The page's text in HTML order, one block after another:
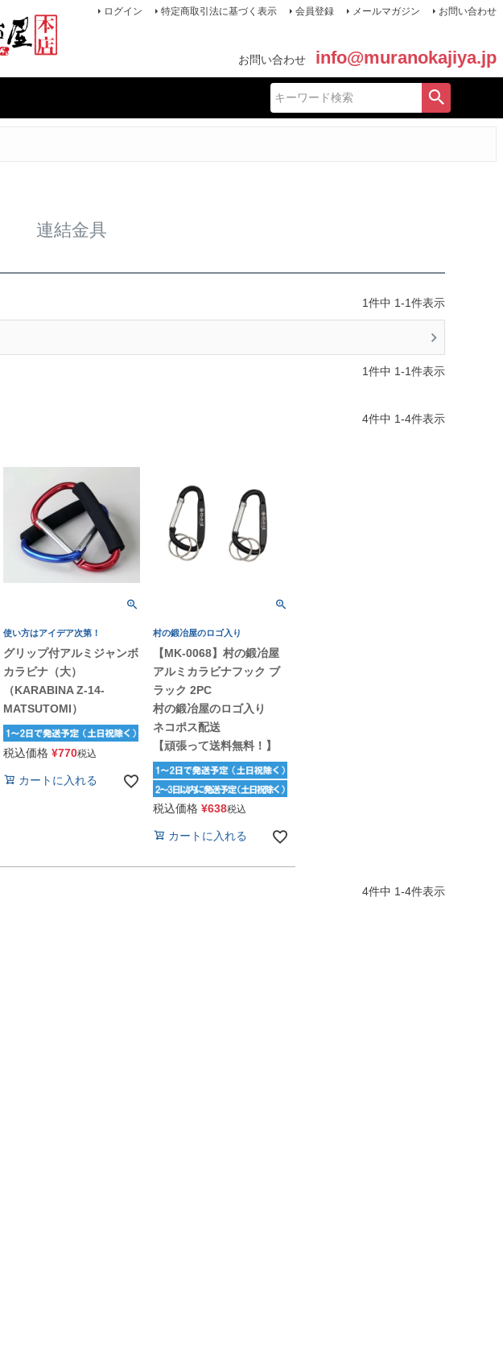
ログイン 特定商取引法に基づく表示 会員登録 メールマガジン お問い合わせ
お問い合わせ info@muranokajiya.jp
連結金具
1件中 1-1件表示
1件中 1-1件表示
4件中 1-4件表示
使い方はアイデア次第！
グリップ付アルミジャンボ
カラビナ（大）
（KARABINA Z-14-
MATSUTOMI）
税込価格 ¥770税込
カートに入れる
村の鍛冶屋のロゴ入り
【MK-0068】村の鍛冶屋
アルミカラビナフック ブ
ラック 2PC
村の鍛冶屋のロゴ入り
ネコポス配送
【頑張って送料無料！】
税込価格 ¥638税込
カートに入れる
4件中 1-4件表示